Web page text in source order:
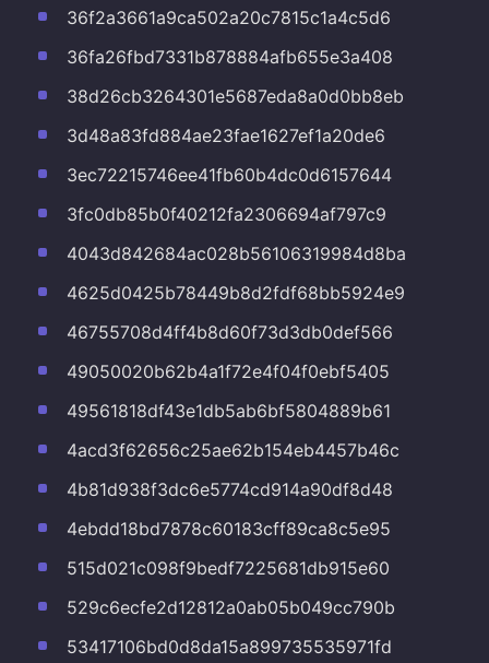
36f2a3661a9ca502a20c7815c1a4c5d6
36fa26fbd7331b878884afb655e3a408
38d26cb3264301e5687eda8a0d0bb8eb
3d48a83fd884ae23fae1627ef1a20de6
3ec72215746ee41fb60b4dc0d6157644
3fc0db85b0f40212fa2306694af797c9
4043d842684ac028b56106319984d8ba
4625d0425b78449b8d2fdf68bb5924e9
46755708d4ff4b8d60f73d3db0def566
49050020b62b4a1f72e4f04f0ebf5405
49561818df43e1db5ab6bf5804889b61
4acd3f62656c25ae62b154eb4457b46c
4b81d938f3dc6e5774cd914a90df8d48
4ebdd18bd7878c60183cff89ca8c5e95
515d021c098f9bedf7225681db915e60
529c6ecfe2d12812a0ab05b049cc790b
53417106bd0d8da15a899735535971fd